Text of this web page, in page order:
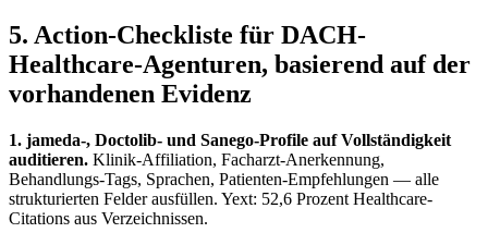
5. Action-Checkliste für DACH-
Healthcare-Agenturen, basierend auf der
vorhandenen Evidenz
1. jameda-, Doctolib- und Sanego-Profile auf Vollständigkeit
auditieren. Klinik-Affiliation, Facharzt-Anerkennung,
Behandlungs-Tags, Sprachen, Patienten-Empfehlungen — alle
strukturierten Felder ausfüllen. Yext: 52,6 Prozent Healthcare-
Citations aus Verzeichnissen.